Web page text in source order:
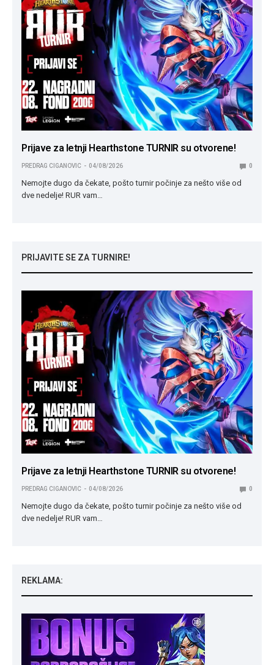
Prijave za letnji Hearthstone TURNIR su otvorene!
PREDRAG CIGANOVIC 04/08/2026 0
Nemojte dugo da čekate, pošto turnir počinje za nešto više od
dve nedelje! RUR vam…
PRIJAVITE SE ZA TURNIRE!
Prijave za letnji Hearthstone TURNIR su otvorene!
PREDRAG CIGANOVIC 04/08/2026 0
Nemojte dugo da čekate, pošto turnir počinje za nešto više od
dve nedelje! RUR vam…
REKLAMA: